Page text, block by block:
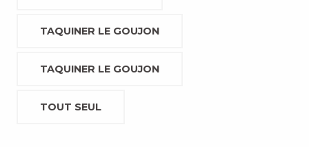
TAQUINER LE GOUJON
TAQUINER LE GOUJON
TOUT SEUL